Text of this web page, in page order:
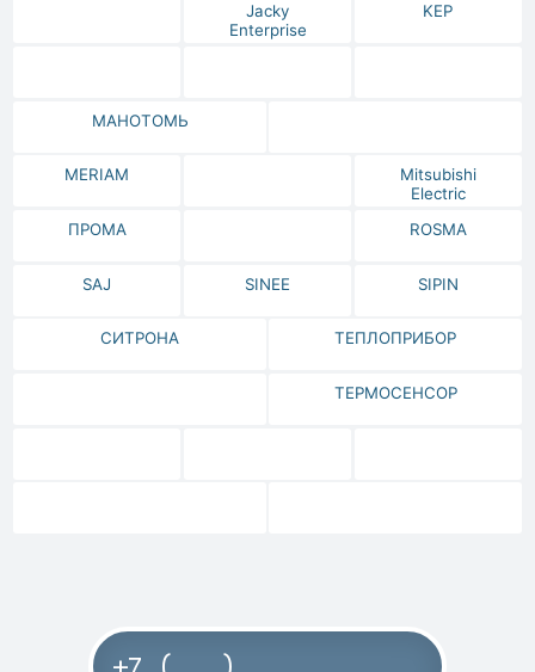
Jacky
Enterprise
KEP
МАНОТОМЬ
MERIAM
Mitsubishi
Electric
ПРОМА
ROSMA
SAJ SINEE SIPIN
СИТРОНА ТЕПЛОПРИБОР
ТЕРМОСЕНСОР